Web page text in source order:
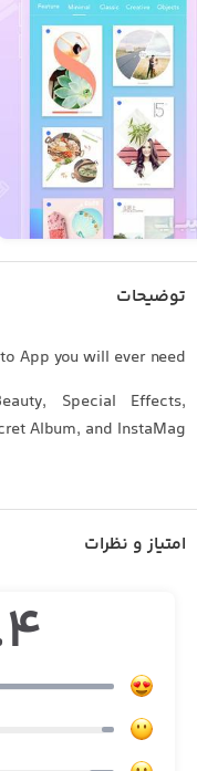
توضیحات
App you will ever need!
Special Effects,
Album, and InstaMag!
【Sticker】
and Strips format
امتیاز و نظرات